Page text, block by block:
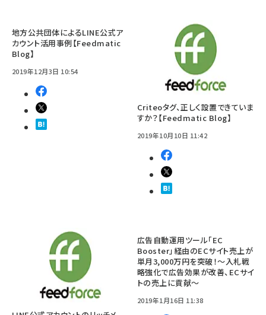
地方公共団体によるLINE公式ア
カウント活用事例【Feedmatic
Blog】
2019年12月3日 10:54
Criteoタグ、正しく設置できていま
すか？【Feedmatic Blog】
2019年10月10日 11:42
広告自動運用ツール「EC
Booster」経由のECサイト売上が
単月3,000万円を突破！～入札戦
略強化で広告効果が改善、ECサイ
トの売上に貢献～
2019年1月16日 11:38